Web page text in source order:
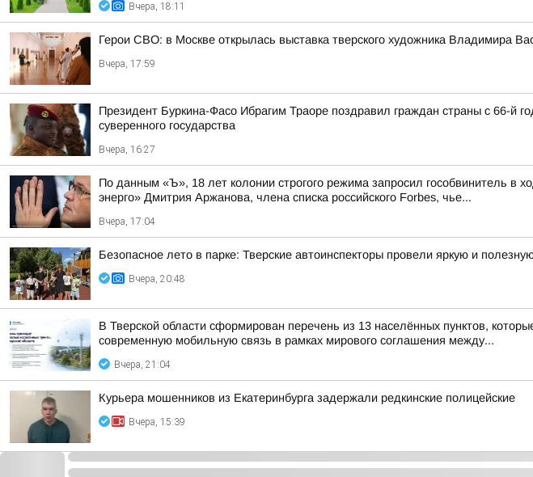
Вчера, 18:11
Герои СВО: в Москве открылась выставка тверского художника Владимира
Вчера, 17:59
Президент Буркина-Фасо Ибрагим Траоре поздравил граждан страны с 66-й
суверенного государства
Вчера, 16:27
По данным «Ъ», 18 лет колонии строгого режима запросил гособвинитель
энерго» Дмитрия Аржанова, члена списка российского Forbes, чье...
Вчера, 17:04
Безопасное лето в парке: Тверские автоинспекторы провели яркую и
Вчера, 20:48
В Тверской области сформирован перечень из 13 населённых пунктов,
современную мобильную связь в рамках мирового соглашения между...
Вчера, 21:04
Курьера мошенников из Екатеринбурга задержали редкинские полицейские
Вчера, 15:39